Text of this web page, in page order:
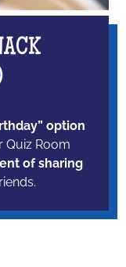
option
Quiz Room
of sharing